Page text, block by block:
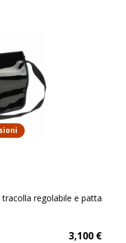
regolabile e patta
3,100 €